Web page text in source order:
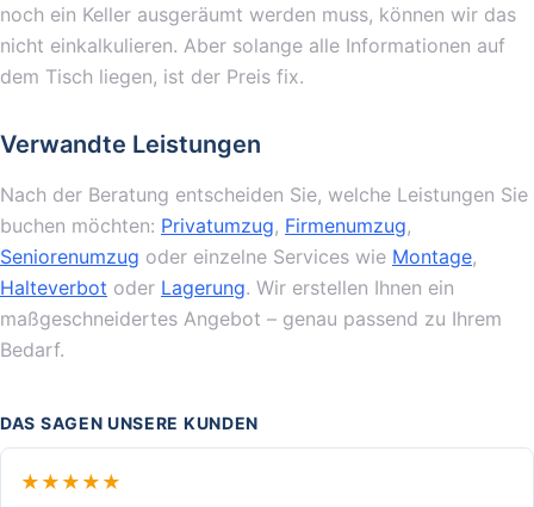
noch ein Keller ausgeräumt werden muss, können wir das
nicht einkalkulieren. Aber solange alle Informationen auf
dem Tisch liegen, ist der Preis fix.
Verwandte Leistungen
Nach der Beratung entscheiden Sie, welche Leistungen Sie
buchen möchten: Privatumzug, Firmenumzug,
Seniorenumzug oder einzelne Services wie Montage,
Halteverbot oder Lagerung. Wir erstellen Ihnen ein
maßgeschneidertes Angebot – genau passend zu Ihrem
Bedarf.
DAS SAGEN UNSERE KUNDEN
★★★★★